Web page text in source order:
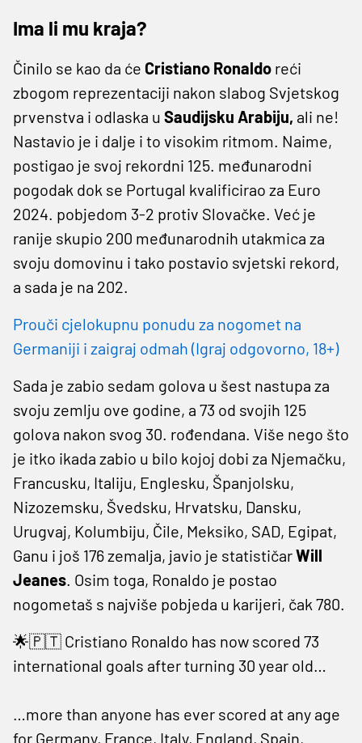
Ima li mu kraja?
Činilo se kao da će Cristiano Ronaldo reći
zbogom reprezentaciji nakon slabog Svjetskog
prvenstva i odlaska u Saudijsku Arabiju, ali ne!
Nastavio je i dalje i to visokim ritmom. Naime,
postigao je svoj rekordni 125. međunarodni
pogodak dok se Portugal kvalificirao za Euro
2024. pobjedom 3-2 protiv Slovačke. Već je
ranije skupio 200 međunarodnih utakmica za
svoju domovinu i tako postavio svjetski rekord,
a sada je na 202.
Prouči cjelokupnu ponudu za nogomet na
Germaniji i zaigraj odmah (Igraj odgovorno, 18+)
Sada je zabio sedam golova u šest nastupa za
svoju zemlju ove godine, a 73 od svojih 125
golova nakon svog 30. rođendana. Više nego što
je itko ikada zabio u bilo kojoj dobi za Njemačku,
Francusku, Italiju, Englesku, Španjolsku,
Nizozemsku, Švedsku, Hrvatsku, Dansku,
Urugvaj, Kolumbiju, Čile, Meksiko, SAD, Egipat,
Ganu i još 176 zemalja, javio je statističarWill
Jeanes . Osim toga, Ronaldo je postao
nogometaš s najviše pobjeda u karijeri, čak 780.
🌟🇵🇹 Cristiano Ronaldo has now scored 73
international goals after turning 30 year old…
…more than anyone has ever scored at any age
for Germany, France, Italy, England, Spain,